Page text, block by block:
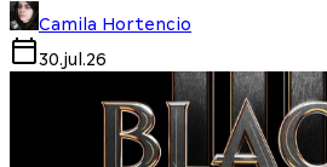
Camila Hortencio
30.jul.26